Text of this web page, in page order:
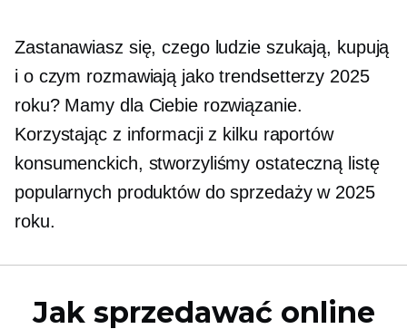
Zastanawiasz się, czego ludzie szukają, kupują
i o czym rozmawiają jako trendsetterzy 2025
roku? Mamy dla Ciebie rozwiązanie.
Korzystając z informacji z kilku raportów
konsumenckich, stworzyliśmy ostateczną listę
popularnych produktów do sprzedaży w 2025
roku.
Jak sprzedawać online